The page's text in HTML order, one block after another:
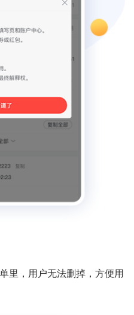
里，用户无法删掉，方便用